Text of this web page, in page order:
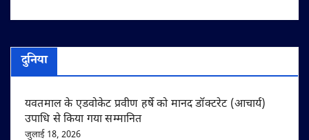
दुनिया
यवतमाल के एडवोकेट प्रवीण हर्षे को मानद डॉक्टरेट (आचार्य)
उपाधि से किया गया सम्मानित
जुलाई 18, 2026